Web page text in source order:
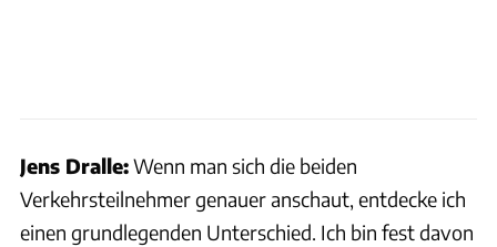
Jens Dralle:Wenn man sich die beiden
Verkehrsteilnehmer genauer anschaut, entdecke ich
einen grundlegenden Unterschied. Ich bin fest davon